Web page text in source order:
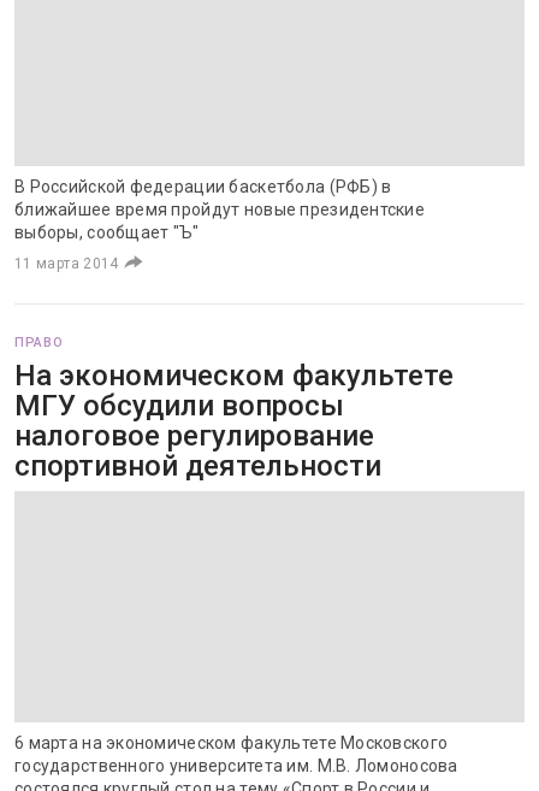
В Российской федерации баскетбола (РФБ) в
ближайшее время пройдут новые президентские
выборы, сообщает "Ъ"
11 марта 2014
ПРАВО
На экономическом факультете
МГУ обсудили вопросы
налоговое регулирование
спортивной деятельности
6 марта на экономическом факультете Московского
государственного университета им. М.В. Ломоносова